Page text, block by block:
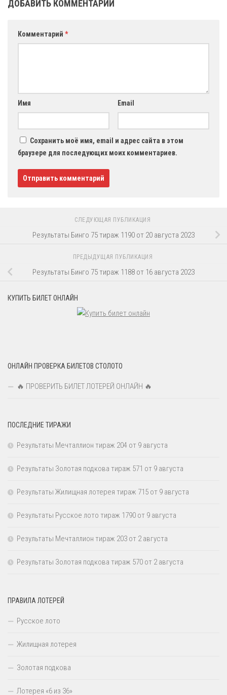
ДОБАВИТЬ КОММЕНТАРИЙ
Комментарий *
Имя Email
Сохранить моё имя, email и адрес сайта в этом
браузере для последующих моих комментариев.
СЛЕДУЮЩАЯ ПУБЛИКАЦИЯ
Результаты Бинго 75 тираж 1190 от 20 августа 2023
ПРЕДЫДУЩАЯ ПУБЛИКАЦИЯ
Результаты Бинго 75 тираж 1188 от 16 августа 2023
КУПИТЬ БИЛЕТ ОНЛАЙН
ОНЛАЙН ПРОВЕРКА БИЛЕТОВ СТОЛОТО
🔥 ПРОВЕРИТЬ БИЛЕТ ЛОТЕРЕЙ ОНЛАЙН 🔥
ПОСЛЕДНИЕ ТИРАЖИ
Результаты Мечталлион тираж 204 от 9 августа
Результаты Золотая подкова тираж 571 от 9 августа
Результаты Жилищная лотерея тираж 715 от 9 августа
Результаты Русское лото тираж 1790 от 9 августа
Результаты Мечталлион тираж 203 от 2 августа
Результаты Золотая подкова тираж 570 от 2 августа
ПРАВИЛА ЛОТЕРЕЙ
Русское лото
Жилищная лотерея
Золотая подкова
Лотерея «6 из 36»